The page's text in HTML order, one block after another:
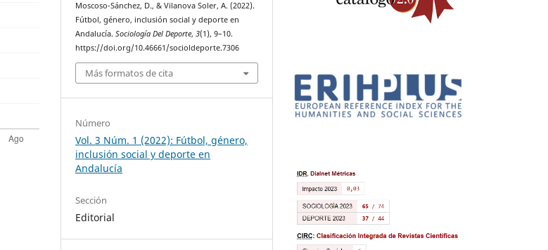
Moscoso-Sánchez, D., & Vilanova Soler, A. (2022).
Fútbol, género, inclusión social y deporte en
Andalucía.Sociología Del Deporte,3(1), 9–10.
https://doi.org/10.46661/socioldeporte.7306
Más formatos de cita
Número
Vol. 3 Núm. 1 (2022): Fútbol, género,
inclusión social y deporte en
Andalucía
Sección
Editorial